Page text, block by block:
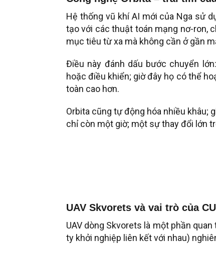
Hệ thống vũ khí AI mới của Nga sử
tạo với các thuật toán mạng nơ-ron,
mục tiêu từ xa mà không cần ở gần
Điều này đánh dấu bước chuyển
hoặc điều khiển; giờ đây họ có thể
toàn cao hơn.
Orbita cũng tự động hóa nhiều khâu;
chỉ còn một giờ; một sự thay đổi lớn
UAV Skvorets và vai trò của
UAV dòng Skvorets là một phần
ty khởi nghiệp liên kết với nhau)